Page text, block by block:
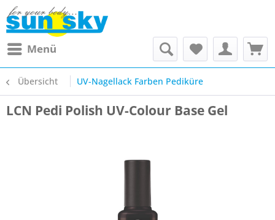
Menü
Übersicht UV-Nagellack Farben Pediküre
LCN Pedi Polish UV-Colour Base Gel